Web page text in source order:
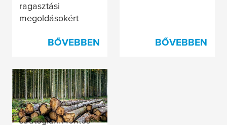
ragasztási
megoldásokért
BŐVEBBEN BŐVEBBEN
Tanúsítási ügyek
Mivel a felelős
beszerzés
stratégiánk fontos